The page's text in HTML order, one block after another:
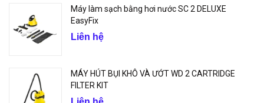
Máy làm sạch bằng hơi nước SC 2 DELUXE
EasyFix
Liên hệ
MÁY HÚT BỤI KHÔ VÀ ƯỚT WD 2 CARTRIDGE
FILTER KIT